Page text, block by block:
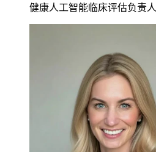
健康人工智能临床评估负责人